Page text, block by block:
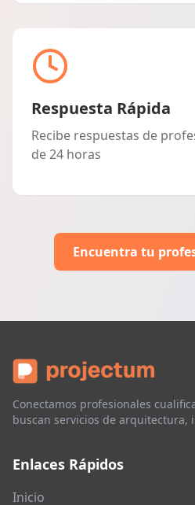
Respuesta Rápida
Recibe respuestas de
de 24 horas
Encuentra tu
Conectamos profesionales
buscan servicios de
Enlaces Rápidos
Inicio